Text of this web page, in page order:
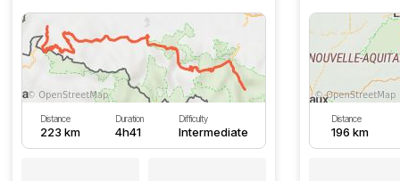
Distance
223 km
Duration
4h41
Difficulty
Intermediate
Distance
196 km